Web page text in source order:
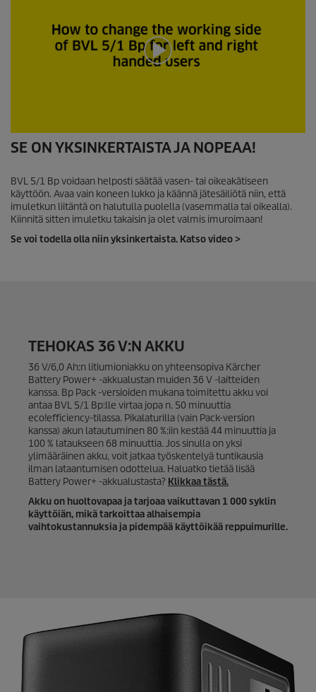
s
u
n
t
e
a
SE ON YKSINKERTAISTA JA NOPEAA!
BVL 5/1 Bp voidaan helposti säätää vasen- tai oikeakätiseen
käyttöön. Avaa vain koneen lukko ja käännä jätesäiliötä niin, että
imuletkun liitäntä on halutulla puolella (vasemmalla tai oikealla).
Kiinnitä sitten imuletku takaisin ja olet valmis imuroimaan!
Se voi todella olla niin yksinkertaista. Katso video >
TEHOKAS 36 V:N AKKU
36 V/6,0 Ah:n litiumioniakku on yhteensopiva Kärcher
Battery Power+ -akkualustan muiden 36 V -laitteiden
kanssa. Bp Pack -versioiden mukana toimitettu akku voi
antaa BVL 5/1 Bp:lle virtaa jopa n. 50 minuuttia
eco!efficiency-tilassa. Pikalaturilla (vain Pack-version
kanssa) akun latautuminen 80 %:iin kestää 44 minuuttia ja
100 % lataukseen 68 minuuttia. Jos sinulla on yksi
ylimääräinen akku, voit jatkaa työskentelyä tuntikausia
ilman lataantumisen odottelua. Haluatko tietää lisää
Battery Power+ -akkualustasta? Klikkaa tästä.
Akku on huoltovapaa ja tarjoaa vaikuttavan 1 000 syklin
käyttöiän, mikä tarkoittaa alhaisempia
vaihtokustannuksia ja pidempää käyttöikää reppuimurille.